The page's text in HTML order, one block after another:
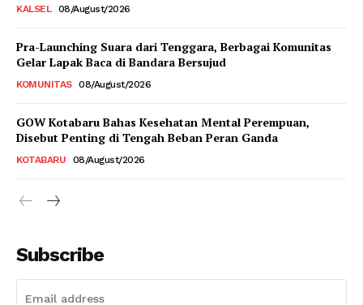
KALSEL 08/August/2026
Pra-Launching Suara dari Tenggara, Berbagai Komunitas
Gelar Lapak Baca di Bandara Bersujud
KOMUNITAS 08/August/2026
GOW Kotabaru Bahas Kesehatan Mental Perempuan,
Disebut Penting di Tengah Beban Peran Ganda
KOTABARU 08/August/2026
Subscribe